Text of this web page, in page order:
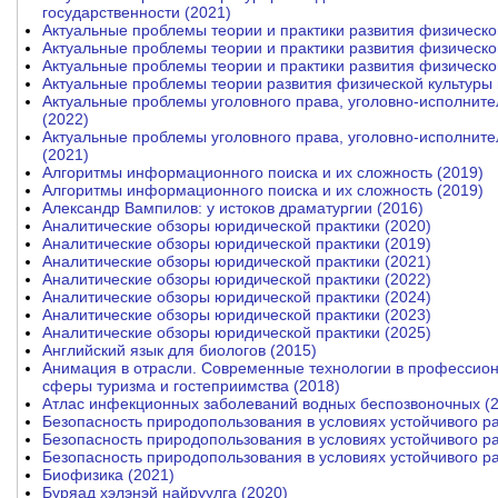
государственности (2021)
Актуальные проблемы теории и практики развития
Актуальные проблемы теории и практики развития
Актуальные проблемы теории и практики развития
Актуальные проблемы теории развития физической культуры
Актуальные проблемы уголовного права, уголовно-
(2022)
Актуальные проблемы уголовного права, уголовно-
(2021)
Алгоритмы информационного поиска и их сложность (2019)
Алгоритмы информационного поиска и их сложность (2019)
Александр Вампилов: у истоков драматургии (2016)
Аналитические обзоры юридической практики (2020)
Аналитические обзоры юридической практики (2019)
Аналитические обзоры юридической практики (2021)
Аналитические обзоры юридической практики (2022)
Аналитические обзоры юридической практики (2024)
Аналитические обзоры юридической практики (2023)
Аналитические обзоры юридической практики (2025)
Английский язык для биологов (2015)
Анимация в отрасли. Современные технологии в
сферы туризма и гостеприимства (2018)
Атлас инфекционных заболеваний водных беспозвоночных
Безопасность природопользования в условиях устойчивого
Безопасность природопользования в условиях устойчивого
Безопасность природопользования в условиях устойчивого
Биофизика (2021)
Буряад хэлэнэй найруулга (2020)